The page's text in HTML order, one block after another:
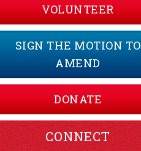
VOLUNTEER
SIGN THE MOTION TO
AMEND
DONATE
CONNECT